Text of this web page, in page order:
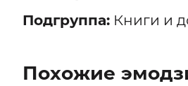
Подгруппа:Книги и
Похожие